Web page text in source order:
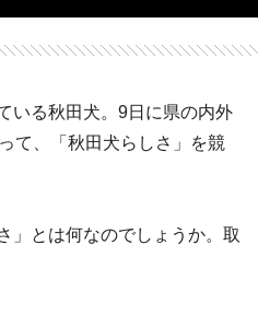
いる秋田犬。9日に県の内外
て、「秋田犬らしさ」を競
」とは何なのでしょうか。取